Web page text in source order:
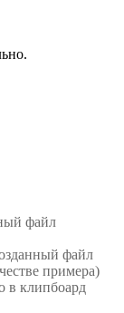
файл
файл
примера)
в клипбоард